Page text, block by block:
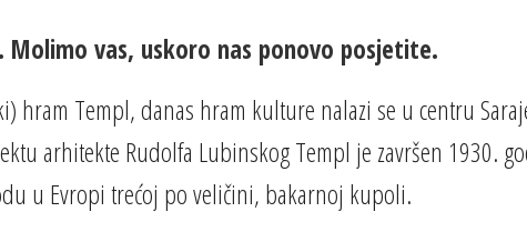
Molimo vas, uskoro nas ponovo posjetite.
Templ, danas hram kulture nalazi se u centru
arhitekte Rudolfa Lubinskog Templ je završen 1930.
u Evropi trećoj po veličini, bakarnoj kupoli.